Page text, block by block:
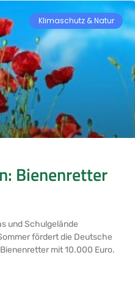
Klimaschutz & Natur
Bienenretter
und Schulgelände
fördert die Deutsche
mit 10.000 Euro.